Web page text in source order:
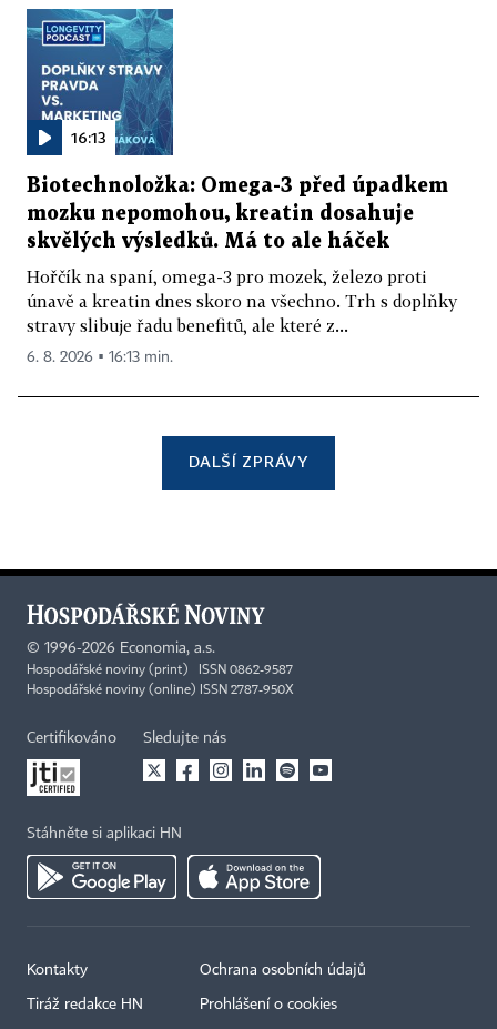
16:13
Biotechnoložka: Omega-3 před úpadkem
mozku nepomohou, kreatin dosahuje
skvělých výsledků. Má to ale háček
Hořčík na spaní, omega-3 pro mozek, železo proti
únavě a kreatin dnes skoro na všechno. Trh s doplňky
stravy slibuje řadu benefitů, ale které z...
6. 8. 2026 ▪ 16:13 min.
DALŠÍ ZPRÁVY
© 1996-2026 Economia, a.s.
Hospodářské noviny (print) ISSN 0862-9587
Hospodářské noviny (online) ISSN 2787-950X
Certifikováno Sledujte nás
Stáhněte si aplikaci HN
Kontakty
Tiráž redakce HN
Ochrana osobních údajů
Prohlášení o cookies